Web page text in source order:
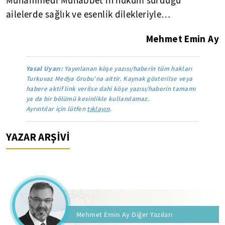
ailelerde sağlık ve esenlik dilekleriyle…
Mehmet Emin Ay
Yasal Uyarı: Yayınlanan köşe yazısı/haberin tüm hakları
Turkuvaz Medya Grubu’na aittir. Kaynak gösterilse veya
habere aktif link verilse dahi köşe yazısı/haberin tamamı
ya da bir bölümü kesinlikle kullanılamaz.
Ayrıntılar için lütfentıklayın.
YAZAR ARŞİVİ
Mehmet Emin Ay Diğer Yazıları